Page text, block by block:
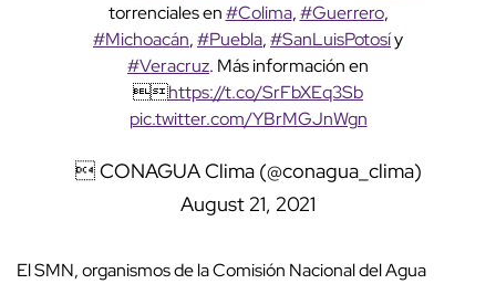
torrenciales en#Colima,#Guerrero,
#Michoacán,#Puebla,#SanLuisPotosíy
#Veracruz. Más información en
https://t.co/SrFbXEq3Sb
pic.twitter.com/YBrMGJnWgn
 CONAGUA Clima (@conagua_clima)
August 21, 2021
El SMN, organismos de la Comisión Nacional del Agua